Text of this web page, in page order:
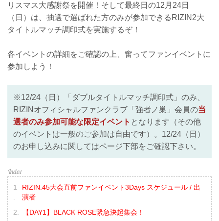
リスマス大感謝祭を開催！そして最終日の12月24日
（日）は、抽選で選ばれた方のみが参加できるRIZIN2大
タイトルマッチ調印式を実施するぞ！
各イベントの詳細をご確認の上、奮ってファンイベントに
参加しよう！
※12/24（日）「ダブルタイトルマッチ調印式」のみ、
RIZINオフィシャルファンクラブ「強者ノ巣」会員の当
選者のみ参加可能な限定イベント となります（その他
のイベントは一般のご参加は自由です）。12/24（日）
のお申し込みに関してはページ下部をご確認下さい。
RIZIN.45大会直前ファンイベント3Days スケジュール / 出
演者
【DAY1】BLACK ROSE緊急決起集会！